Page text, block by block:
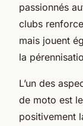
passionnés
clubs
mais jouent
la
L’un des
de moto est
positivement